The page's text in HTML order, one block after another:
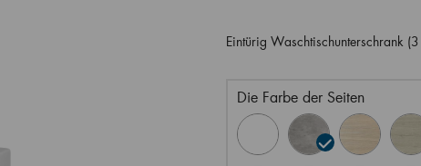
Eintürig Waschtischunterschrank
Die Farbe der Seiten